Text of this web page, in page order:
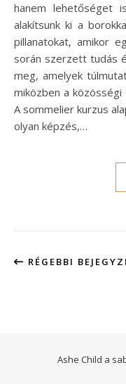
hanem lehetőséget
alakítsunk ki a
pillanatokat, amikor
során szerzett tudás
meg, amelyek
miközben a
A sommelier kurzus
olyan képzés,…
RÉGEBBI
Ashe Child a